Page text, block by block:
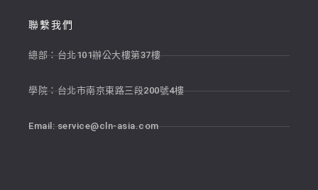
聯繫我們
總部：台北101辦公大樓第37樓
學院：台北市南京東路三段200號4樓
Email:service@cln-asia.com